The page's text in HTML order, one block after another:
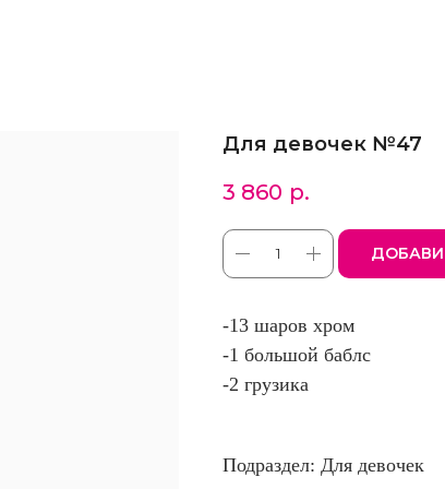
Для девочек №47
3 860 р.
-13 шаров хром
-1 большой баблс
-2 грузика
Подраздел: Для девочек